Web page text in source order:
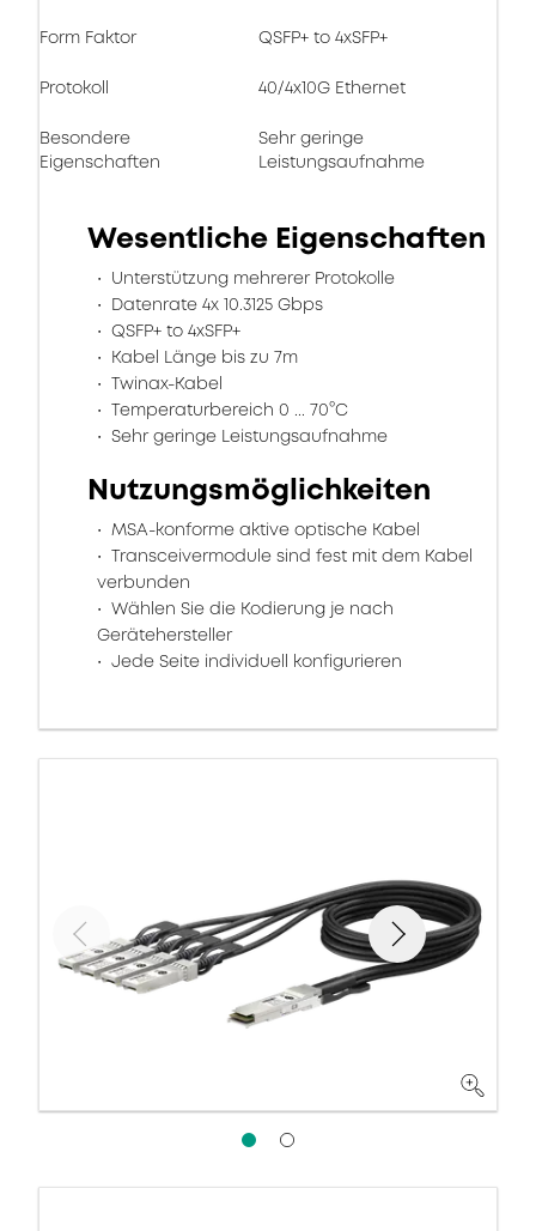
Form Faktor QSFP+ to 4xSFP+
Protokoll 40/4x10G Ethernet
Besondere
Eigenschaften
Sehr geringe
Leistungsaufnahme
Wesentliche Eigenschaften
Unterstützung mehrerer Protokolle
Datenrate 4x 10.3125 Gbps
QSFP+ to 4xSFP+
Kabel Länge bis zu 7m
Twinax-Kabel
Temperaturbereich 0 ... 70°C
Sehr geringe Leistungsaufnahme
Nutzungsmöglichkeiten
MSA-konforme aktive optische Kabel
Transceivermodule sind fest mit dem Kabel
verbunden
Wählen Sie die Kodierung je nach
Gerätehersteller
Jede Seite individuell konfigurieren